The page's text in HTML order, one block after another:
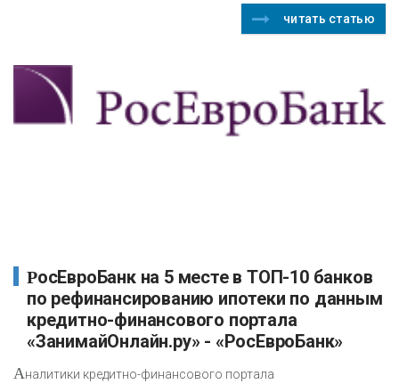
читать статью
РосЕвроБанк на 5 месте в ТОП-10 банков
по рефинансированию ипотеки по данным
кредитно-финансового портала
«ЗанимайОнлайн.ру» - «РосЕвроБанк»
Аналитики кредитно-финансового портала